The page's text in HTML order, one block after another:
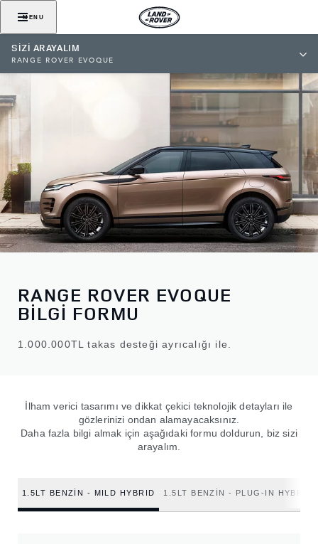
MENU
SİZİ ARAYALIM
RANGE ROVER EVOQUE
RANGE ROVER EVOQUE
BİLGİ FORMU
1.000.000TL takas desteği ayrıcalığı ile.
İlham verici tasarımı ve dikkat çekici teknolojik detayları ile
gözlerinizi ondan alamayacaksınız.
Daha fazla bilgi almak için aşağıdaki formu doldurun, biz sizi
arayalım.
1.5LT BENZIN - MILD HYBRID 1.5LT BENZIN - PLUG-IN HYBRID